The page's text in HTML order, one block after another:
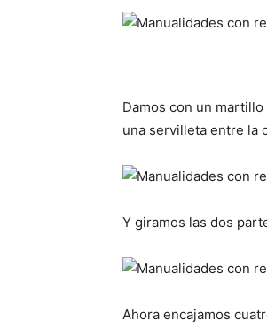
Damos con un
una servilleta entre la
Y giramos las dos
Ahora encajamos